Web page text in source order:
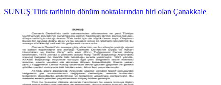
SUNUŞ Türk tarihinin dönüm noktalarından biri olan Çanakkale